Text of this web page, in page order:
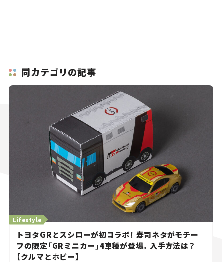
同カテゴリの記事
トヨタGRとスシローが初コラボ！ 寿司ネタがモチー
フの限定「GRミニカー」4車種が登場。入手方法は？
【クルマとホビー】
Lifestyle